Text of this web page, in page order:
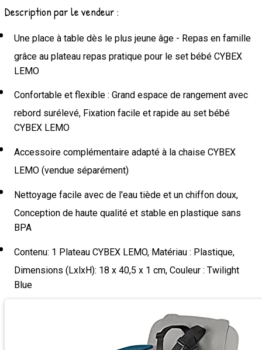
Description par le vendeur :
Une place à table dès le plus jeune âge - Repas en famille
grâce au plateau repas pratique pour le set bébé CYBEX
LEMO
Confortable et flexible : Grand espace de rangement avec
rebord surélevé, Fixation facile et rapide au set bébé
CYBEX LEMO
Accessoire complémentaire adapté à la chaise CYBEX
LEMO (vendue séparément)
Nettoyage facile avec de l'eau tiède et un chiffon doux,
Conception de haute qualité et stable en plastique sans
BPA
Contenu: 1 Plateau CYBEX LEMO, Matériau : Plastique,
Dimensions (LxlxH): 18 x 40,5 x 1 cm, Couleur : Twilight
Blue